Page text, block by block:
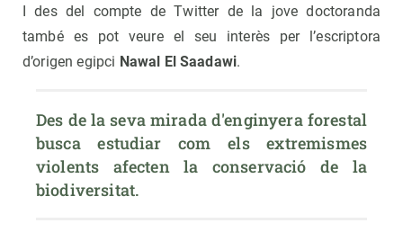
I des del compte de Twitter de la jove doctoranda
també es pot veure el seu interès per l’escriptora
d’origen egipci Nawal El Saadawi.
Des de la seva mirada d'enginyera forestal
busca estudiar com els extremismes
violents afecten la conservació de la
biodiversitat.